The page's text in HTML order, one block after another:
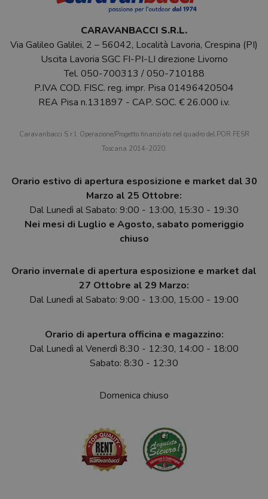
CARAVANBACCI S.R.L.
Via Galileo Galilei, 2 – 56042, Località Lavoria, Crespina (PI)
Uscita Lavoria SGC FI-PI-LI direzione Livorno
Tel. 050-700313 /050-710188
P.IVA COD. FISC. reg. impr. Pisa 01496420504
REA Pisa n.131897 - CAP. SOC. € 26.000 i.v.
Caravanbacci S.r.l. Operazione/Progetto finanziato nel quadro del POR FESR
Toscana 2014-2020.
Orario estivo di apertura esposizione e market dal 30
Marzo al 25 Ottobre:
Dal Lunedì al Sabato: 9:00 - 13:00, 15:30 - 19:30
Nei mesi di Luglio e Agosto, sabato pomeriggio
chiuso
Orario invernale di apertura esposizione e market dal
27 Ottobre al 29 Marzo:
Dal Lunedì al Sabato: 9:00 - 13:00, 15:00 - 19:00
Orario di apertura officina e magazzino:
Dal Lunedì al Venerdì 8:30 - 12:30, 14:00 - 18:00
Sabato: 8:30 - 12:30
Domenica chiuso